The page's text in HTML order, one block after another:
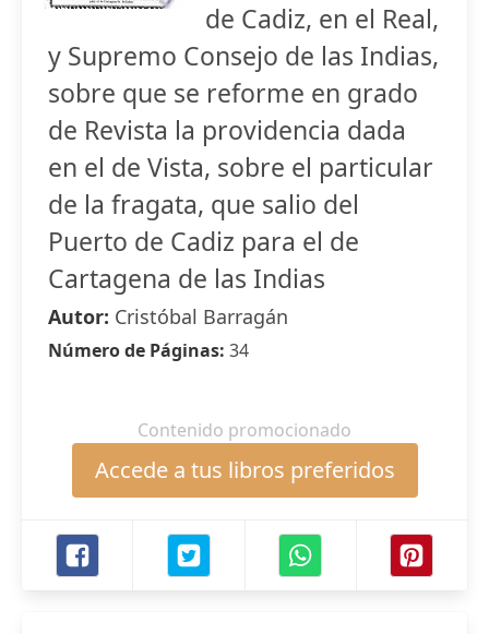
de Cadiz, en el Real,
y Supremo Consejo de las Indias,
sobre que se reforme en grado
de Revista la providencia dada
en el de Vista, sobre el particular
de la fragata, que salio del
Puerto de Cadiz para el de
Cartagena de las Indias
Autor: Cristóbal Barragán
Número de Páginas: 34
Contenido promocionado
Accede a tus libros preferidos